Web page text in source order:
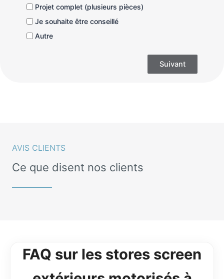
Projet complet (plusieurs pièces)
Je souhaite être conseillé
Autre
Suivant
AVIS CLIENTS
Ce que disent nos clients
FAQ sur les stores screen